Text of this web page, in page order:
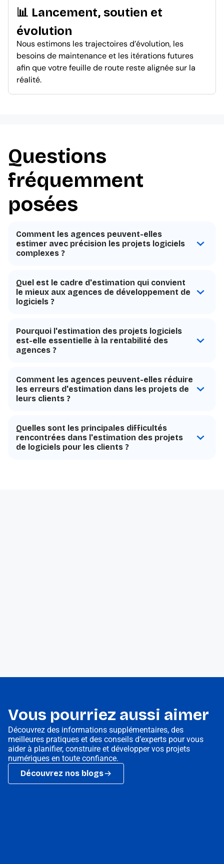
📊 Lancement, soutien et
évolution
Nous estimons les trajectoires d’évolution, les
besoins de maintenance et les itérations futures
afin que votre feuille de route reste alignée sur la
réalité.
Questions
fréquemment
posées
Comment les agences peuvent-elles
estimer avec précision les projets logiciels
complexes ?
Quel est le cadre d'estimation qui convient
le mieux aux agences de développement de
logiciels ?
Pourquoi l'estimation des projets logiciels
est-elle essentielle à la rentabilité des
agences ?
Comment les agences peuvent-elles réduire
les erreurs d'estimation dans les projets de
leurs clients ?
Quelles sont les principales difficultés
rencontrées dans l'estimation des projets
de logiciels pour les clients ?
Vous pourriez aussi aimer
Découvrez des informations supplémentaires, des
meilleures pratiques et des conseils d’experts pour vous
aider à planifier, construire et développer vos projets
numériques en toute confiance.
Découvrez nos blogs